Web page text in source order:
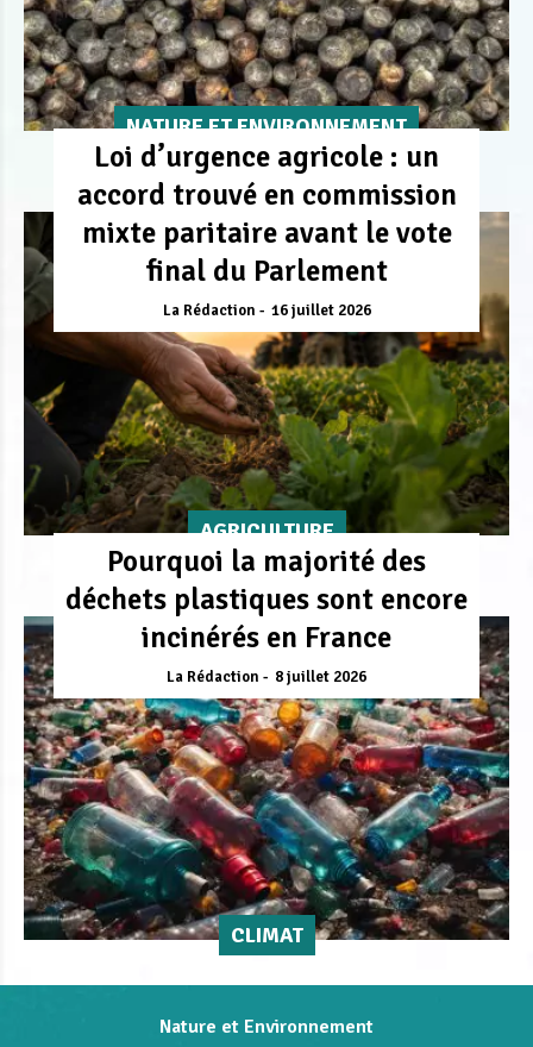
NATURE ET ENVIRONNEMENT
Loi d’urgence agricole : un
accord trouvé en commission
mixte paritaire avant le vote
final du Parlement
La Rédaction 16 juillet 2026
AGRICULTURE
Pourquoi la majorité des
déchets plastiques sont encore
incinérés en France
La Rédaction 8 juillet 2026
CLIMAT
Nature et Environnement